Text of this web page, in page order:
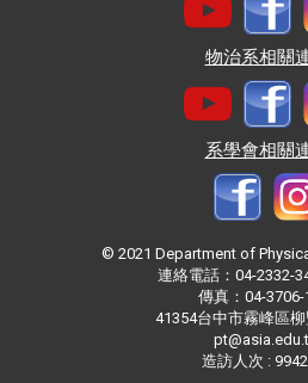
物治系相關
系學會相關
© 2021 Department of
連絡電話：04-2332-
傳真：04-3706-
41354台中市霧峰區
造訪人次 :